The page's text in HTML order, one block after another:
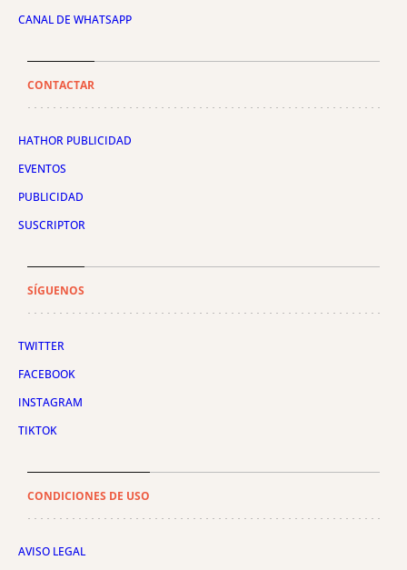
CANAL DE WHATSAPP
CONTACTAR
HATHOR PUBLICIDAD
EVENTOS
PUBLICIDAD
SUSCRIPTOR
SÍGUENOS
TWITTER
FACEBOOK
INSTAGRAM
TIKTOK
CONDICIONES DE USO
AVISO LEGAL